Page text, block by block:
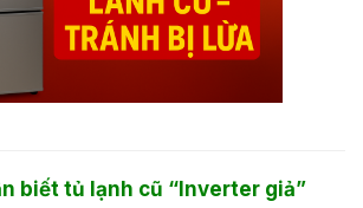
biết tủ lạnh cũ “Inverter giả”